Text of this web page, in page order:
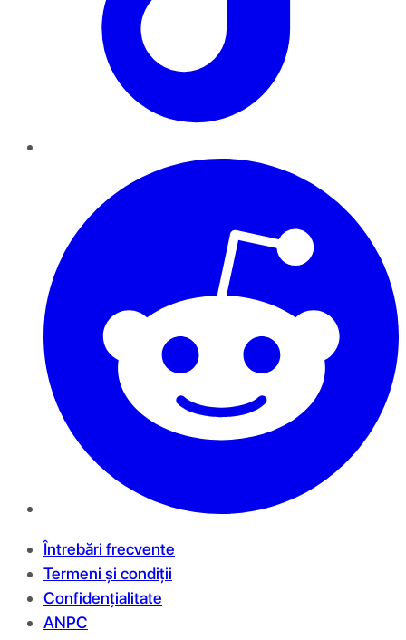
Întrebări frecvente
Termeni și condiții
Confidențialitate
ANPC